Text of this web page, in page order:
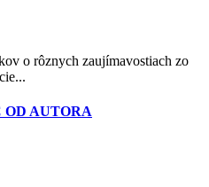
o rôznych zaujímavostiach zo
OD AUTORA